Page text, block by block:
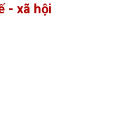
- xã hội